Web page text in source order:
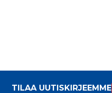
TILAA UUTISKIRJEEMME